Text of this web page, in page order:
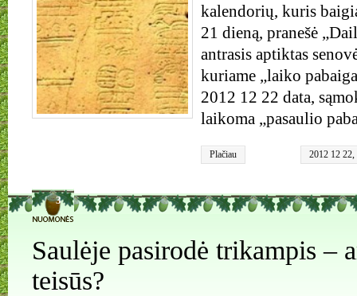
kalendorių, kuris
21 dieną, pranešė
antrasis aptiktas
kuriame „laiko
2012 12 22 data,
laikoma „pasaulio
Plačiau 2012 12 22,
3
Saulėje pasirodė trikampis –
teisūs?